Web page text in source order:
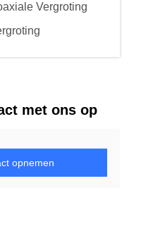
Vergroting
met ons op
opnemen